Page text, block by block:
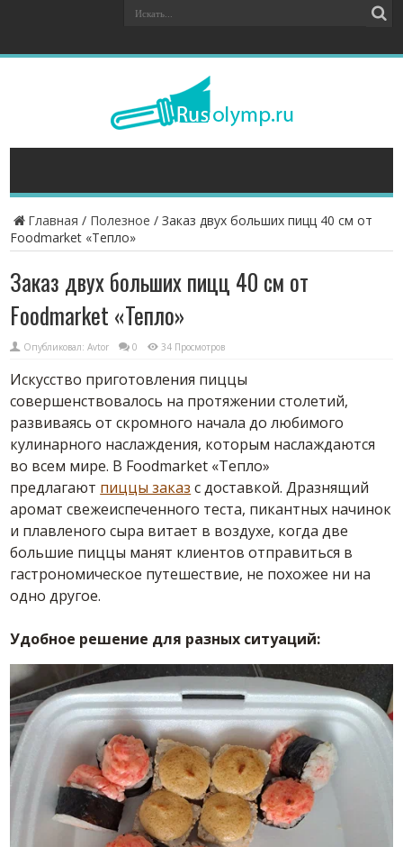
Главная / Полезное /Заказ двух больших пицц 40 см от
Foodmarket «Тепло»
Заказ двух больших пицц 40 см от
Foodmarket «Тепло»
Опубликовал:Avtor 0 34 Просмотров
Искусство приготовления пиццы
совершенствовалось на протяжении столетий,
развиваясь от скромного начала до любимого
кулинарного наслаждения, которым наслаждаются
во всем мире. В Foodmarket «Тепло»
предлагают пиццы заказ с доставкой. Дразнящий
аромат свежеиспеченного теста, пикантных начинок
и плавленого сыра витает в воздухе, когда две
большие пиццы манят клиентов отправиться в
гастрономическое путешествие, не похожее ни на
одно другое.
Удобное решение для разных ситуаций: